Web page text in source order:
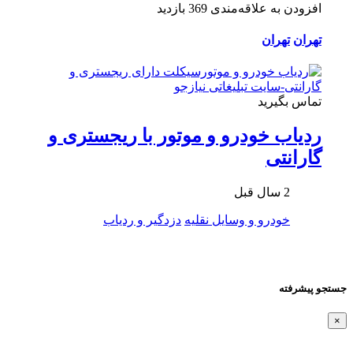
افزودن به علاقه‌مندی 369 بازدید
تهران تهران
تماس بگیرید
ردیاب خودرو و موتور با ریجستری و
گارانتی
2 سال قبل
خودرو و وسایل نقلیه دزدگیر و ردیاب
جستجو پیشرفته
×